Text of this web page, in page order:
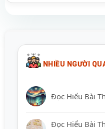
NHIỀU NGƯỜI
Đọc Hiểu Bài
Đọc Hiểu Bài